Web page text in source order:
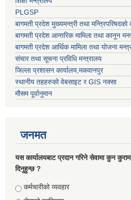
PLGSP
बागमती प्रदेश मुख्यमन्त्री तथा मन्त्रिपरिषदको
बागमती प्रदेश आन्तरिक मामिला तथा कानून
बागमती प्रदेश आर्थिक मामिला तथा योजना
संचार तथा सूचना प्रविधि मन्त्रालय
जिल्ला प्रशासन कार्यालय,मकवानपुर
स्थानीय तहहरुको वेबसाइट र GIS नक्सा
मौसम पूर्वानुमान
जनमत
यस कार्यालयबाट प्रदान गरिने सेवामा कुन
दिनुहुन्छ ?
Choices
कर्मचारीको व्यवहार